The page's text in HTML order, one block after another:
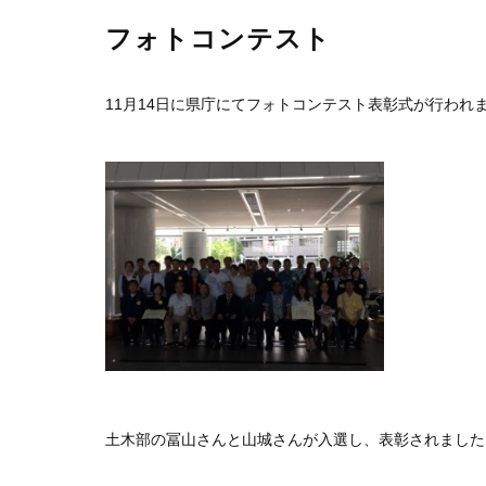
フォトコンテスト
11月14日に県庁にてフォトコンテスト表彰式が行われま
土木部の冨山さんと山城さんが入選し、表彰されまし